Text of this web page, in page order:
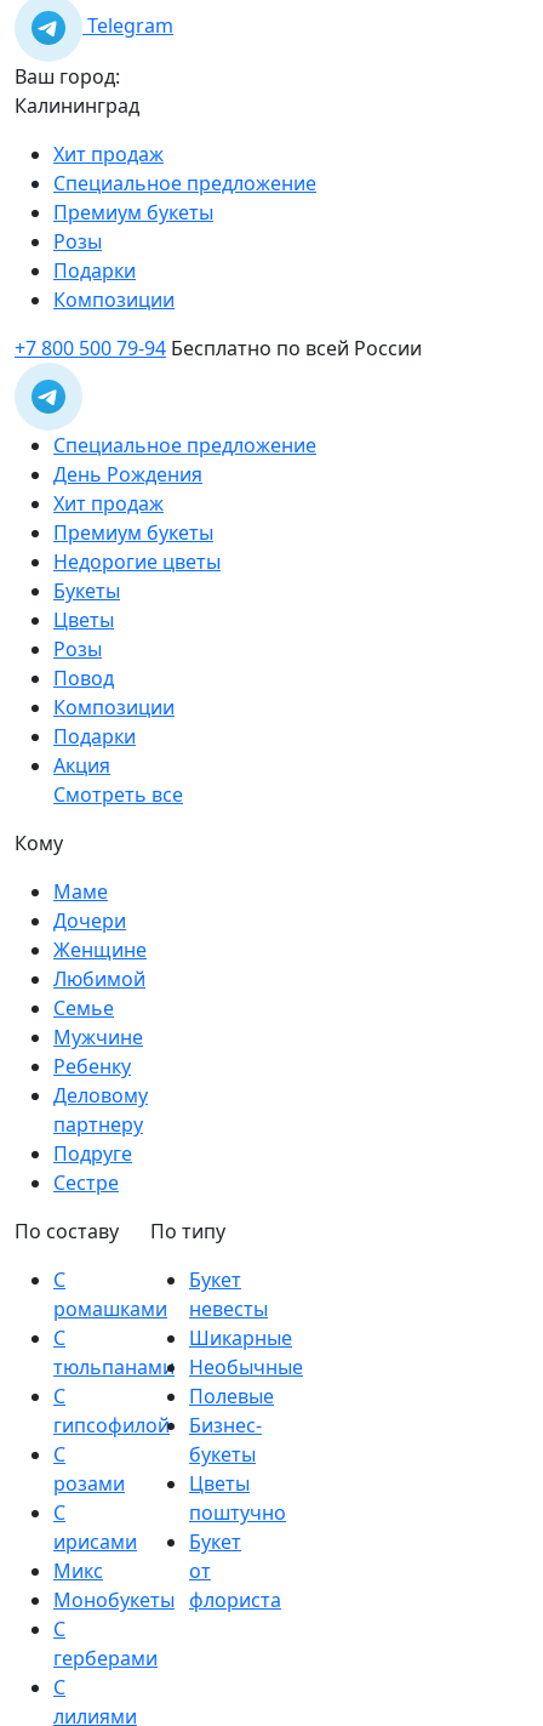
Telegram
Ваш город:
Калининград
Хит продаж
Специальное предложение
Премиум букеты
Розы
Подарки
Композиции
+7 800 500 79-94 Бесплатно по всей России
Специальное предложение
День Рождения
Хит продаж
Премиум букеты
Недорогие цветы
Букеты
Цветы
Розы
Повод
Композиции
Подарки
Акция
Смотреть все
Кому
Маме
Дочери
Женщине
Любимой
Семье
Мужчине
Ребенку
Деловому
партнеру
Подруге
Сестре
По составу
С
ромашками
С
тюльпанами
С
гипсофилой
С
розами
С
ирисами
Микс
Монобукеты
С
герберами
С
лилиями
По типу
Букет
невесты
Шикарные
Необычные
Полевые
Бизнес-
букеты
Цветы
поштучно
Букет
от
флориста